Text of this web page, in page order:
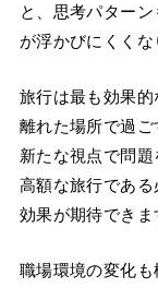
と、思考パター
が浮かびにくくな
旅行は最も効果
離れた場所で過ご
新たな視点で問題
高額な旅行であ
効果が期待できま
職場環境の変化